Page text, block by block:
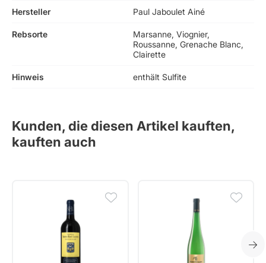
Hersteller Paul Jaboulet Ainé
Rebsorte
Marsanne, Viognier,
Roussanne, Grenache Blanc,
Clairette
Hinweis enthält Sulfite
Kunden, die diesen Artikel kauften,
kauften auch